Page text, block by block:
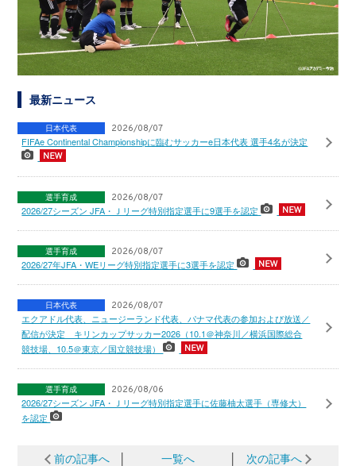
最新ニュース
日本代表 2026/08/07
FIFAe Continental Championshipに臨むサッカーe日本代表 選手4名が決定
選手育成 2026/08/07
2026/27シーズン JFA・Ｊリーグ特別指定選手に9選手を認定
選手育成 2026/08/07
2026/27年JFA・WEリーグ特別指定選手に3選手を認定
日本代表 2026/08/07
エクアドル代表、ニュージーランド代表、パナマ代表の参加および放送／
配信が決定 キリンカップサッカー2026（10.1＠神奈川／横浜国際総合
競技場、10.5＠東京／国立競技場）
選手育成 2026/08/06
2026/27シーズン JFA・Ｊリーグ特別指定選手に佐藤柚太選手（専修大）
を認定
前の記事へ 一覧へ 次の記事へ